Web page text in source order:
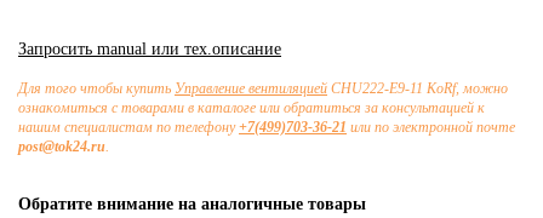
Запросить manual или тех.описание
Для того чтобы купить Управление вентиляцией CHU222-E9-11 KoRf, можно
ознакомиться с товарами в каталоге или обратиться за консультацией к
нашим специалистам по телефону+7(499)703-36-21 или по электронной почте
post@tok24.ru.
Обратите внимание на аналогичные товары